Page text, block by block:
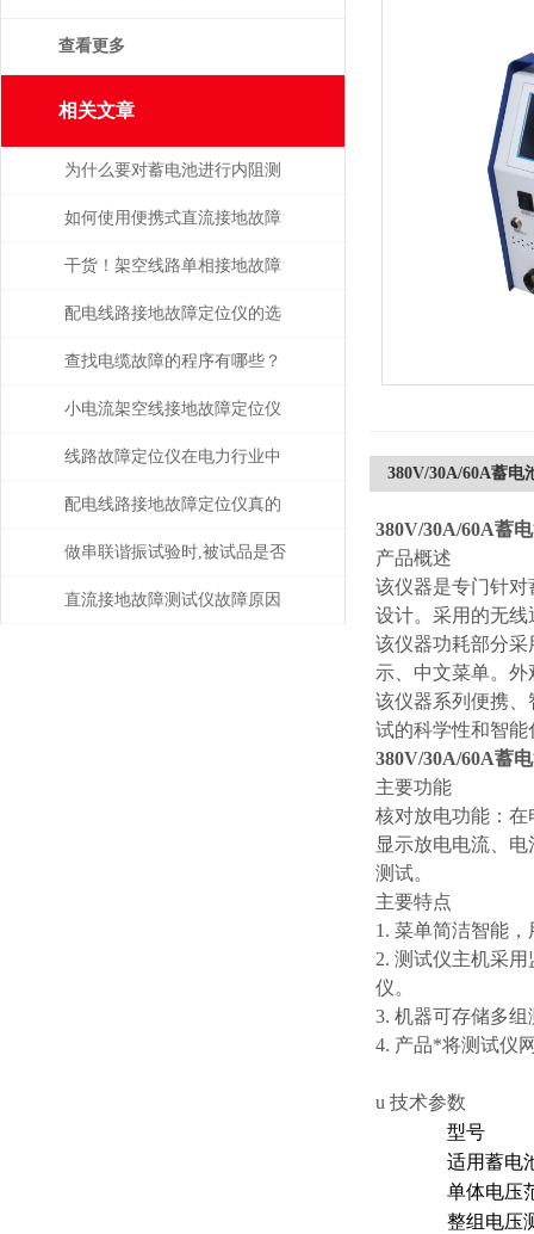
查看更多
相关文章
为什么要对蓄电池进行内阻测
试？
如何使用便携式直流接地故障
测试仪进行现场测试
干货！架空线路单相接地故障
点巡查装置正确的操作步骤
配电线路接地故障定位仪的选
购要领
查找电缆故障的程序有哪些？
小电流架空线接地故障定位仪
提高了整个电力系统的稳定性
和可靠性
线路故障定位仪在电力行业中
的重要性和广泛应用
配电线路接地故障定位仪真的
有传说中的那么好吗？一起来
看看
做串联谐振试验时,被试品是否
被击穿该如何判断？
直流接地故障测试仪故障原因
380V/30A/60A蓄电
380V/30A/60A蓄
产品概述
该仪器是专门针
设计。采用的无
该仪器功耗部分
示、中文菜单。
该仪器系列便携
试的科学性和智能
380V/30A/60A蓄
主要功能
核对放电功能：
显示放电电流、
测试。
主要特点
1. 菜单简洁智能
2. 测试仪主机采
仪。
3. 机器可存储多
4. 产品*将测试仪
u 技术参数
型号
适用蓄电
单体电压
整组电压